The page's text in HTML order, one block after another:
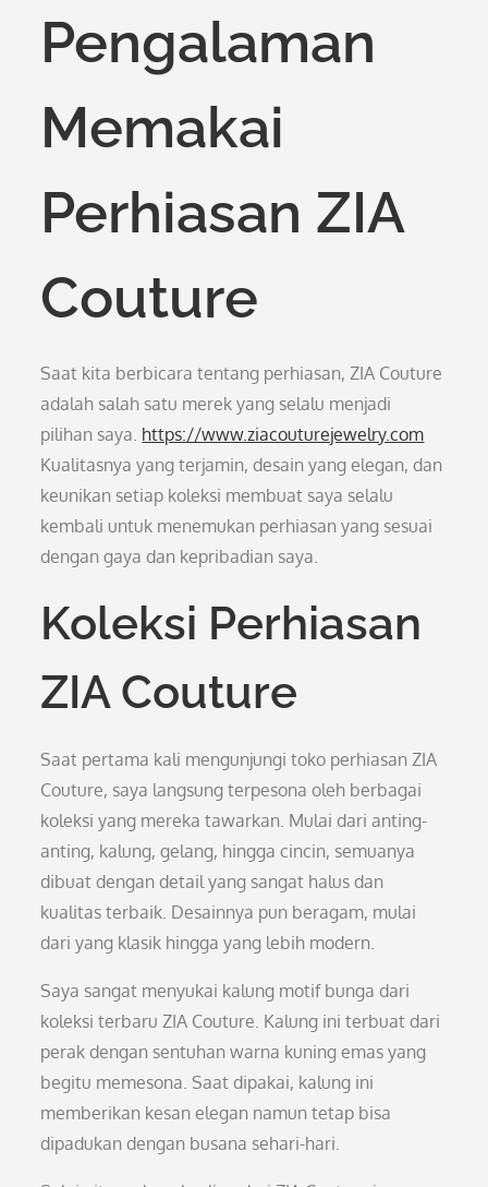
Pengalaman
Memakai
Perhiasan ZIA
Couture
Saat kita berbicara tentang perhiasan, ZIA Couture
adalah salah satu merek yang selalu menjadi
pilihan saya. https://www.ziacouturejewelry.com
Kualitasnya yang terjamin, desain yang elegan, dan
keunikan setiap koleksi membuat saya selalu
kembali untuk menemukan perhiasan yang sesuai
dengan gaya dan kepribadian saya.
Koleksi Perhiasan
ZIA Couture
Saat pertama kali mengunjungi toko perhiasan ZIA
Couture, saya langsung terpesona oleh berbagai
koleksi yang mereka tawarkan. Mulai dari anting-
anting, kalung, gelang, hingga cincin, semuanya
dibuat dengan detail yang sangat halus dan
kualitas terbaik. Desainnya pun beragam, mulai
dari yang klasik hingga yang lebih modern.
Saya sangat menyukai kalung motif bunga dari
koleksi terbaru ZIA Couture. Kalung ini terbuat dari
perak dengan sentuhan warna kuning emas yang
begitu memesona. Saat dipakai, kalung ini
memberikan kesan elegan namun tetap bisa
dipadukan dengan busana sehari-hari.